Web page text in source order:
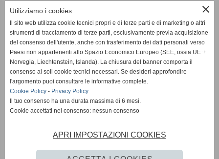
ASD OLIMPIA MERANO
Via Postgranz, 1- Merano (BZ)
Tel. +39 3802691640
info@asdolimpiamerano.it
Privacy Policy-Cookie Policy
totale visite
1236051
sei il visitatore numero
close
Utilizziamo i cookies
Il sito web utilizza cookie tecnici propri e di terze parti e di marketing o altri
strumenti di tracciamento di terze parti, esclusivamente previa acquisizione
del consenso dell'utente, anche con trasferimento dei dati personali verso
Paesi non appartenenti allo Spazio Economico Europeo (SEE, ossia UE +
Norvegia, Liechtenstein, Islanda). La chiusura del banner comporta il
consenso ai soli cookie tecnici necessari. Se desideri approfondire
l'argomento puoi consultare le informative complete.
Cookie Policy - Privacy Policy
Il tuo consenso ha una durata massima di 6 mesi.
Cookie accettati nel consenso: nessun consenso
APRI IMPOSTAZIONI COOKIES